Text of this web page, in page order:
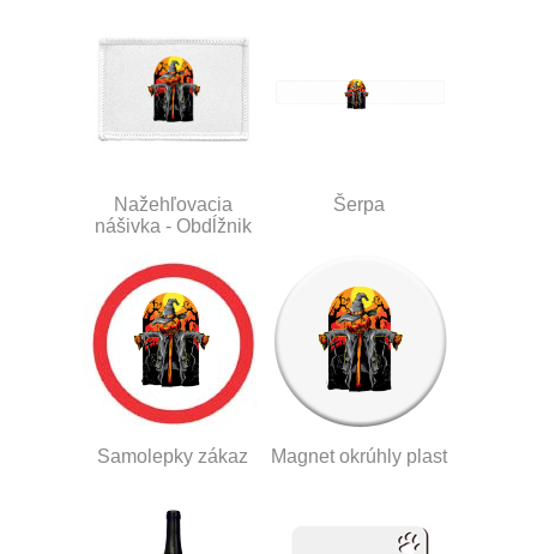
Nažehľovacia
nášivka - Obdĺžnik
Šerpa
Samolepky zákaz Magnet okrúhly plast